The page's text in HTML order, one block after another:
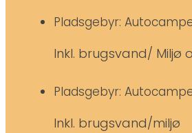
Pladsgebyr:
Inkl. brugsvand/ Miljø
Pladsgebyr:
Inkl. brugsvand/miljø